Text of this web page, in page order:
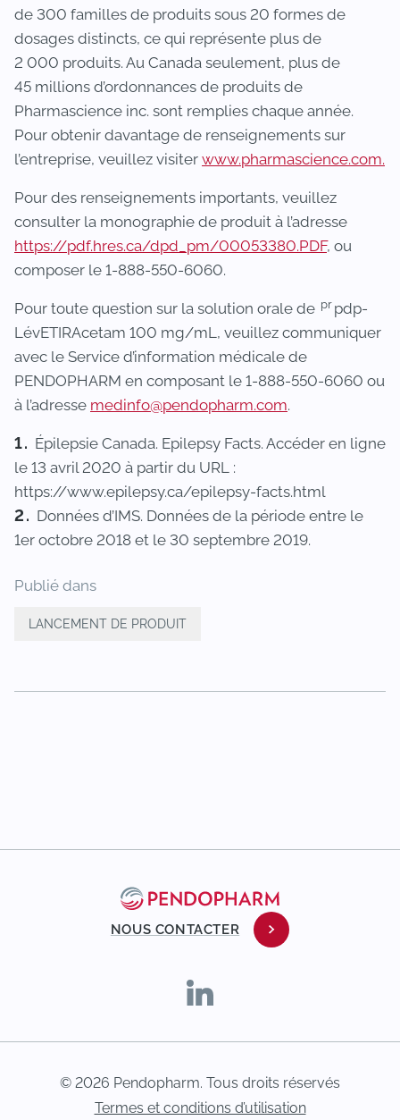
de 300 familles de produits sous 20 formes de
dosages distincts, ce qui représente plus de
2 000 produits. Au Canada seulement, plus de
45 millions d’ordonnances de produits de
Pharmascience inc. sont remplies chaque année.
Pour obtenir davantage de renseignements sur
l’entreprise, veuillez visiter www.pharmascience.com.
Pour des renseignements importants, veuillez
consulter la monographie de produit à l’adresse
https://pdf.hres.ca/dpd_pm/00053380.PDF, ou
composer le 1-888-550-6060.
Pour toute question sur la solution orale de pr pdp-
LévETIRAcetam 100 mg/mL, veuillez communiquer
avec le Service d’information médicale de
PENDOPHARM en composant le 1-888-550-6060 ou
à l’adresse medinfo@pendopharm.com.
Épilepsie Canada. Epilepsy Facts. Accéder en ligne
le 13 avril 2020 à partir du URL :
https://www.epilepsy.ca/epilepsy-facts.html
Données d’IMS. Données de la période entre le
1er octobre 2018 et le 30 septembre 2019.
Publié dans
LANCEMENT DE PRODUIT
NOUS CONTACTER
© 2026 Pendopharm. Tous droits réservés
Termes et conditions d’utilisation